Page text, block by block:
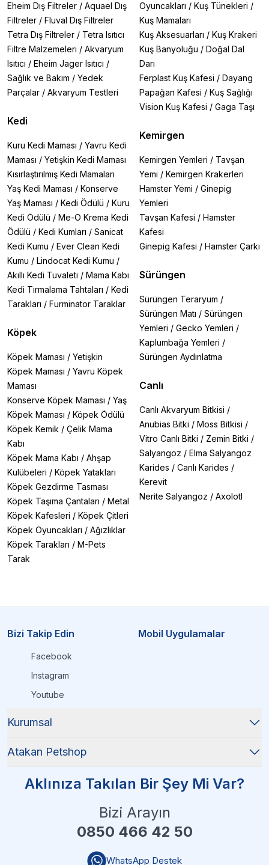
Eheim Dış Filtreler / Aquael Dış
Filtreler / Fluval Dış Filtreler
Tetra Dış Filtreler / Tetra Isıtıcı
Filtre Malzemeleri / Akvaryum
Isıtıcı / Eheim Jager Isıtıcı /
Sağlık ve Bakım / Yedek
Parçalar / Akvaryum Testleri
Kedi
Kuru Kedi Maması / Yavru Kedi
Maması / Yetişkin Kedi Maması
Kısırlaştırılmış Kedi Mamaları
Yaş Kedi Maması / Konserve
Yaş Maması / Kedi Ödülü / Kuru
Kedi Ödülü / Me-O Krema Kedi
Ödülü / Kedi Kumları / Sanicat
Kedi Kumu / Ever Clean Kedi
Kumu / Lindocat Kedi Kumu /
Akıllı Kedi Tuvaleti / Mama Kabı
Kedi Tırmalama Tahtaları / Kedi
Tarakları / Furminator Taraklar
Köpek
Köpek Maması / Yetişkin
Köpek Maması / Yavru Köpek
Maması
Konserve Köpek Maması / Yaş
Köpek Maması / Köpek Ödülü
Köpek Kemik / Çelik Mama
Kabı
Köpek Mama Kabı / Ahşap
Kulübeleri / Köpek Yatakları
Köpek Gezdirme Tasması
Köpek Taşıma Çantaları / Metal
Köpek Kafesleri / Köpek Çitleri
Köpek Oyuncakları / Ağızlıklar
Köpek Tarakları / M-Pets
Tarak
Oyuncakları / Kuş Tünekleri /
Kuş Mamaları
Kuş Aksesuarları / Kuş Krakeri
Kuş Banyoluğu / Doğal Dal
Darı
Ferplast Kuş Kafesi / Dayang
Papağan Kafesi / Kuş Sağlığı
Vision Kuş Kafesi / Gaga Taşı
Kemirgen
Kemirgen Yemleri / Tavşan
Yemi / Kemirgen Krakerleri
Hamster Yemi / Ginepig
Yemleri
Tavşan Kafesi / Hamster
Kafesi
Ginepig Kafesi / Hamster Çarkı
Sürüngen
Sürüngen Teraryum /
Sürüngen Matı / Sürüngen
Yemleri / Gecko Yemleri /
Kaplumbağa Yemleri /
Sürüngen Aydınlatma
Canlı
Canlı Akvaryum Bitkisi /
Anubias Bitki / Moss Bitkisi /
Vitro Canlı Bitki / Zemin Bitki /
Salyangoz / Elma Salyangoz
Karides / Canlı Karides /
Kerevit
Nerite Salyangoz / Axolotl
Bizi Takip Edin
Facebook
Instagram
Youtube
Mobil Uygulamalar
Kurumsal
Atakan Petshop
Aklınıza Takılan Bir Şey Mi Var?
Bizi Arayın
0850 466 42 50
WhatsApp Destek